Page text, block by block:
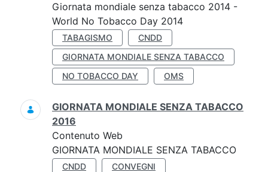
Giornata mondiale senza tabacco 2014 -
World No Tobacco Day 2014
TABAGISMO
CNDD
GIORNATA MONDIALE SENZA TABACCO
NO TOBACCO DAY
OMS
GIORNATA MONDIALE SENZA TABACCO
2016
Contenuto Web
GIORNATA MONDIALE SENZA TABACCO
CNDD
CONVEGNI